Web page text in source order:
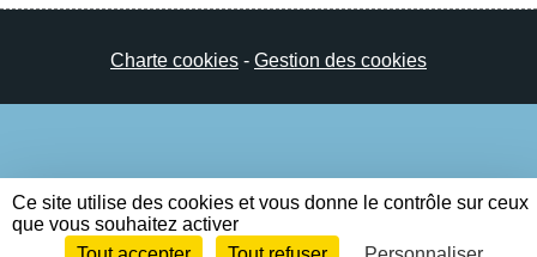
Charte cookies Gestion des cookies
Ce site utilise des cookies et vous donne le contrôle sur ceux
que vous souhaitez activer